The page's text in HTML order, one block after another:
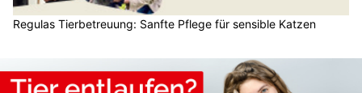
Regulas Tierbetreuung: Sanfte Pflege für sensible Katzen